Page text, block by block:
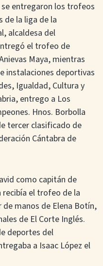
entregaron los trofeos
de la liga de la
alcaldesa del
el trofeo de
Maya, mientras
instalaciones deportivas
Igualdad, Cultura y
entrego a Los
Hnos. Borbolla
tercer clasificado de
Cántabra de
como capitán de
recibía el trofeo de la
manos de Elena Botín,
de El Corte Inglés.
deportes del
a Isaac López el